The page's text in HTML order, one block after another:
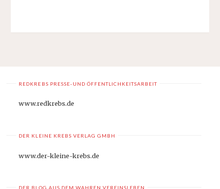
REDKREBS PRESSE-UND ÖFFENTLICHKEITSARBEIT
www.redkrebs.de
DER KLEINE KREBS VERLAG GMBH
www.der-kleine-krebs.de
DER BLOG AUS DEM WAHREN VEREINSLEBEN